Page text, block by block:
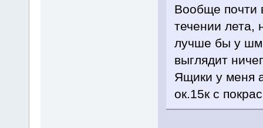
Вообще почти
течении лета,
лучше бы у
выглядит
Ящики у меня
ок.15к с